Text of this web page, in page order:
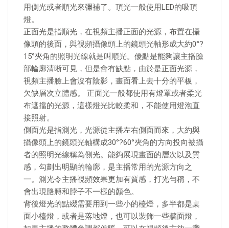
用側光或者順光來彌補了。頂光一般使用LED的吸頂
燈。
正面光是指順光，在視頻主播正面的光源，布置在攝
像頭的後面，與視頻攝像頭上的鏡頭光軸形成大約0°?
15°夾角的照明光線就是叫順光。優點是能夠讓主播臉
部輪廓清晰可見，但是會有缺點，由於是正面光源，
視頻主播臉上會沒有陰影，畫面看上去十分的平板，
欠缺層次立體感。 正面光一般都使用有燈罩或者柔光
布遮擋的光源，這樣燈光比較柔和，不能使用燈泡直
接照射。
側面光是指測光，光源從主播左右側面而來，大約與
攝像頭上的鏡頭光軸構成30°?60°夾角的方向投向被攝
者的照明光線稱為側光。能夠展現畫面的層次以及質
感，勾劃出明顯的輪廓，是主播常用的光源方向之
一。測光令主播視頻效果更加有質感，打光勻稱，不
會出現胳膊和脖子不一樣的顏色。
背後燈光的點綴需要用到一些小的檯燈，多半都是桌
面小檯燈，或者是落地燈，也可以裝飾一些牆面燈，